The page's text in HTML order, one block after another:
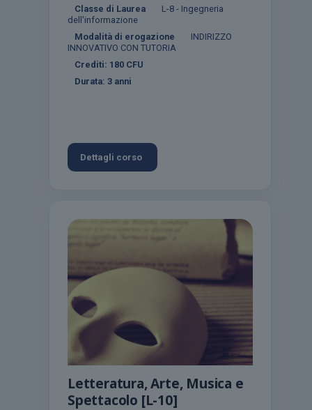
Classe di Laurea
L-8 - Ingegneria
dell'informazione
Modalità di erogazione
INDIRIZZO
INNOVATIVO CON TUTORIA
Crediti: 180 CFU
Durata: 3 anni
Dettagli corso
Letteratura, Arte, Musica e
Spettacolo [L-10]